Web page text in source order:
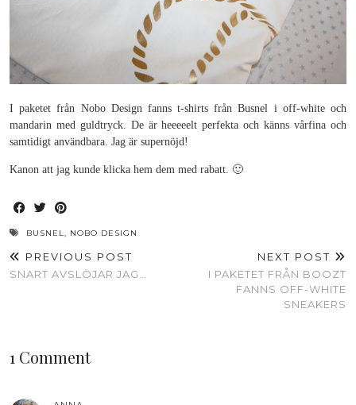
I paketet från Nobo Design fanns t-shirts från Busnel i off-white och
mandarin med guldtryck. De är heeeeelt perfekta och känns vårfina och
samtidigt användbara. Jag är supernöjd!
Kanon att jag kunde klicka hem dem med rabatt. 🙂
BUSNEL, NOBO DESIGN
PREVIOUS POST
SNART AVSLÖJAR JAG…
NEXT POST
I PAKETET FRÅN BOOZT
FANNS OFF-WHITE
SNEAKERS
1 Comment